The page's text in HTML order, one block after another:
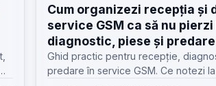
Cum organizezi recepția și
service GSM ca să nu
diagnostic, piese și predare
Ghid practic pentru recepție,
predare în service GSM. Ce notezi